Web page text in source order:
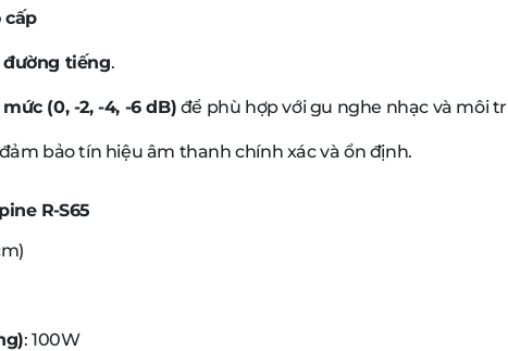
cấp
đường tiếng.
(0, -2, -4, -6 dB) để phù hợp với gu nghe nhạc và môi
bảo tín hiệu âm thanh chính xác và ổn định.
R-S65
: 100W